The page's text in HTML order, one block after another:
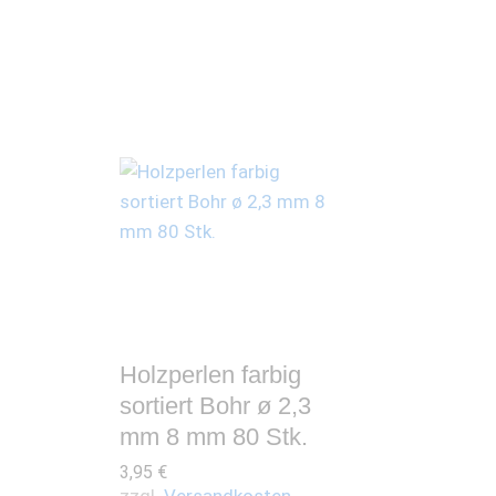
Holzperlen farbig
sortiert Bohr ø 2,3
mm 8 mm 80 Stk.
3,95 €